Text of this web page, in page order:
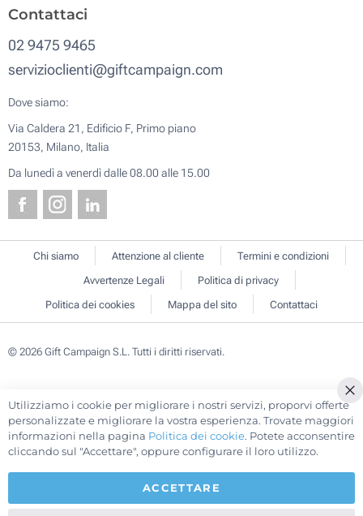
Contattaci
02 9475 9465
servizioclienti@giftcampaign.com
Dove siamo:
Via Caldera 21, Edificio F, Primo piano
20153, Milano, Italia
Da lunedì a venerdì dalle 08.00 alle 15.00
Chi siamo Attenzione al cliente
Termini e condizioni
Avvertenze Legali
Politica di privacy
Politica dei cookies
Mappa del sito Contattaci
© 2026 Gift Campaign S.L. Tutti i diritti riservati.
Utilizziamo i cookie per migliorare i nostri servizi, proporvi offerte
personalizzate e migliorare la vostra esperienza. Trovate maggiori
informazioni nella pagina Politica dei cookie. Potete acconsentire
cliccando sul "Accettare", oppure configurare il loro utilizzo.
ACCETTARE